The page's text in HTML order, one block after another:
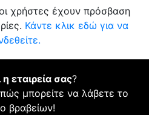
χρήστες έχουν πρόσβαση
Κάντε κλικ εδώ για να
εταιρεία σας?
μπορείτε να λάβετε το
βραβείων!